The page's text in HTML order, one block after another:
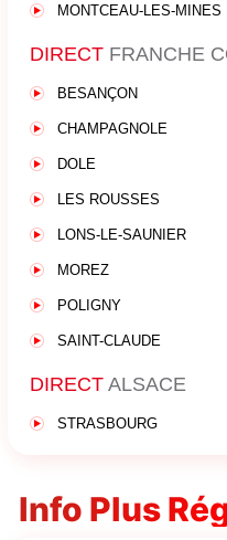
MONTCEAU-LES-MINES
DIRECT FRANCHE
BESANÇON
CHAMPAGNOLE
DOLE
LES ROUSSES
LONS-LE-SAUNIER
MOREZ
POLIGNY
SAINT-CLAUDE
DIRECT ALSACE
STRASBOURG
Info Plus